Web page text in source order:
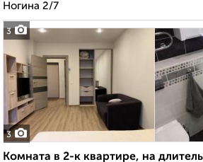
3
Ногина 2/7
3
Комната в 2-к квартире, на